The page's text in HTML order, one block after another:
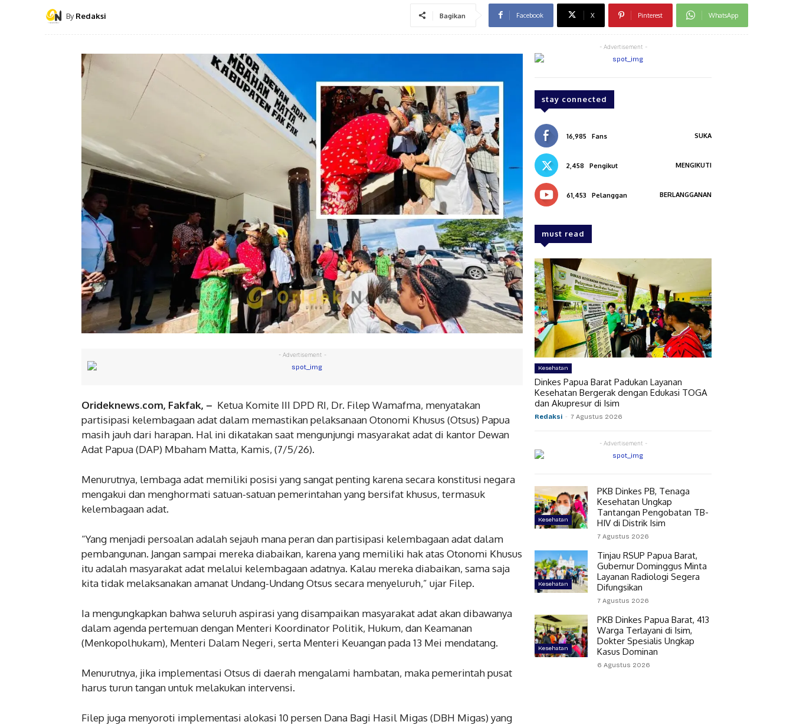
By Redaksi Bagikan Facebook X Pinterest WhatsApp
- Advertisement -
Orideknews.com, Fakfak, – Ketua Komite III DPD RI, Dr. Filep Wamafma, menyatakan
partisipasi kelembagaan adat dalam memastikan pelaksanaan Otonomi Khusus (Otsus) Papua
masih jauh dari harapan. Hal ini dikatakan saat mengunjungi masyarakat adat di kantor Dewan
Adat Papua (DAP) Mbaham Matta, Kamis, (7/5/26).
Menurutnya, lembaga adat memiliki posisi yang sangat penting karena secara konstitusi negara
mengakui dan menghormati satuan-satuan pemerintahan yang bersifat khusus, termasuk
kelembagaan adat.
“Yang menjadi persoalan adalah sejauh mana peran dan partisipasi kelembagaan adat dalam
pembangunan. Jangan sampai mereka diabaikan, karena yang memiliki hak atas Otonomi Khusus
itu adalah masyarakat adat melalui kelembagaan adatnya. Kalau mereka diabaikan, sama saja
kita tidak melaksanakan amanat Undang-Undang Otsus secara menyeluruh,” ujar Filep.
Ia mengungkapkan bahwa seluruh aspirasi yang disampaikan masyarakat adat akan dibawanya
dalam agenda pertemuan dengan Menteri Koordinator Politik, Hukum, dan Keamanan
(Menkopolhukam), Menteri Dalam Negeri, serta Menteri Keuangan pada 13 Mei mendatang.
Menurutnya, jika implementasi Otsus di daerah mengalami hambatan, maka pemerintah pusat
harus turun tangan untuk melakukan intervensi.
Filep juga menyoroti implementasi alokasi 10 persen Dana Bagi Hasil Migas (DBH Migas) yang
- Advertisement -
stay connected
16,985 Fans SUKA
2,458 Pengikut MENGIKUTI
61,453 Pelanggan BERLANGGANAN
must read
Kesehatan
Dinkes Papua Barat Padukan Layanan
Kesehatan Bergerak dengan Edukasi TOGA
dan Akupresur di Isim
Redaksi - 7 Agustus 2026
- Advertisement -
Kesehatan
PKB Dinkes PB, Tenaga
Kesehatan Ungkap
Tantangan Pengobatan TB-
HIV di Distrik Isim
7 Agustus 2026
Kesehatan
Tinjau RSUP Papua Barat,
Gubernur Dominggus Minta
Layanan Radiologi Segera
Difungsikan
7 Agustus 2026
Kesehatan
PKB Dinkes Papua Barat, 413
Warga Terlayani di Isim,
Dokter Spesialis Ungkap
Kasus Dominan
6 Agustus 2026